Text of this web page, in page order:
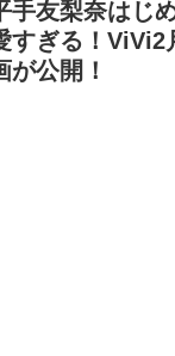
手友梨奈はじ
すぎる！ViVi2
公開！